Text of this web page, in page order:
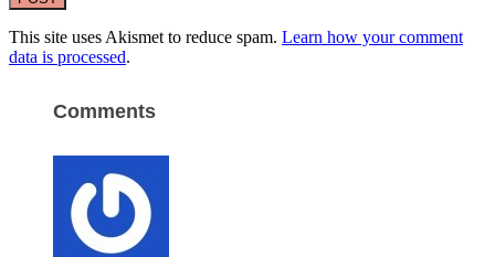
This site uses Akismet to reduce spam. Learn how your comment
data is processed.
Comments